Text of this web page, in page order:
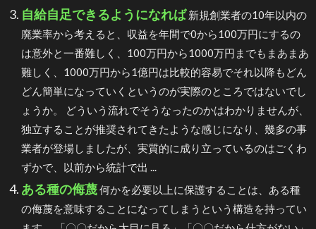
自給自足できるようになれば 新規創業者の10年以内の
廃業率から考えると、収益を年間で0から100万円にするの
は意外と一番難しく、100万円から1000万円までもまあまあ
難しく、1000万円から1億円は比較的容易でそれ以降もどん
どん簡単になっていくというのが実際のところではないでし
ょうか。 どういう流れでそうなったのかはわかりませんが、
独立することが推奨されてきたような感じになり、幾多の事
業者が登場しましたが、実質的に成り立っているのはごくわ
ずかで、以前から統計で出 ...
ある種の侮蔑何かを必要以上に保護することは、ある種
の侮蔑を意味することになってしまうという構造を持ってい